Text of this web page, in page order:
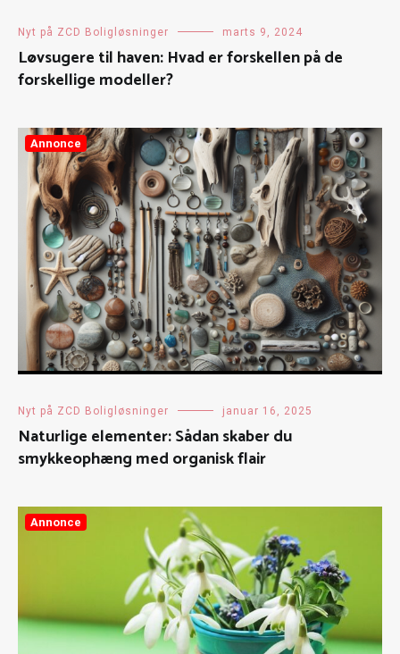
Nyt på ZCD Boligløsninger marts 9, 2024
Løvsugere til haven: Hvad er forskellen på de
forskellige modeller?
Annonce
Nyt på ZCD Boligløsninger januar 16, 2025
Naturlige elementer: Sådan skaber du
smykkeophæng med organisk flair
Annonce